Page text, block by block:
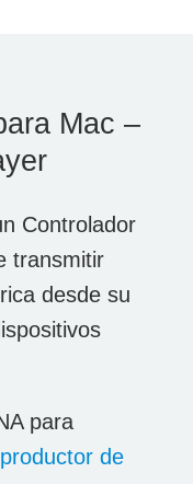
Mac –
Controlador
transmitir
desde su
para
de